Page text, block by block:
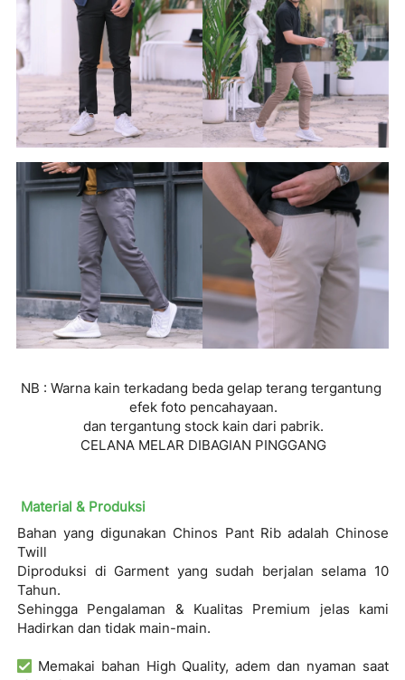
NB : Warna kain terkadang beda gelap terang tergantung
efek foto pencahayaan.
dan tergantung stock kain dari pabrik.
CELANA MELAR DIBAGIAN PINGGANG
Material & Produksi
Bahan yang digunakan Chinos Pant Rib adalah Chinose
Twill
Diproduksi di Garment yang sudah berjalan selama 10
Tahun.
Sehingga Pengalaman &
Kualitas Premium
jelas kami
Hadirkan dan tidak main-main.
Memakai bahan High Quality, adem dan nyaman saat